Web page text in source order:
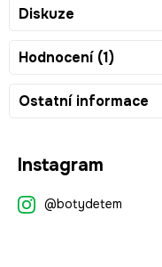
Diskuze
Hodnocení (1)
Ostatní informace
Instagram
@botydetem